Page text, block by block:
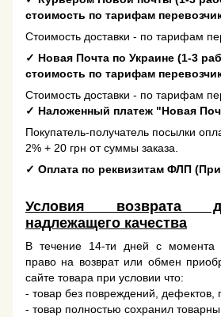
стоимость по тарифам
Стоимость доставки - по тарифам
✓ Новая Почта по Украине (1-3
стоимость по тарифам
Стоимость доставки - по тарифам
✓ Наложенный платеж "Новая
Покупатель-получатель посылки
2% + 20 грн от суммы заказа.
✓ Оплата по реквизитам ФЛП
Условия возврата
надлежащего качества
В течение 14-ти дней с момента
право на возврат или обмен
сайте товара при условии что:
- товар без повреждений, дефектов,
- товар полностью сохранил